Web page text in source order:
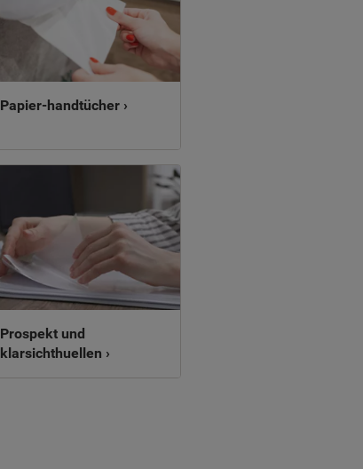
Papier-handtücher ›
Prospekt und
klarsichthuellen ›